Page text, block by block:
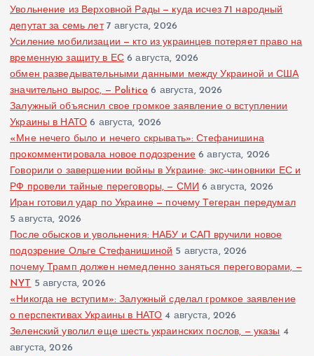
Увольнение из Верховной Рады — куда исчез 71 народный
депутат за семь лет 7 августа, 2026
Усиление мобилизации — кто из украинцев потеряет право на
временную защиту в ЕС 6 августа, 2026
обмен разведывательными данными между Украиной и США
значительно вырос, — Politico 6 августа, 2026
Залужный объяснил свое громкое заявление о вступлении
Украины в НАТО 6 августа, 2026
«Мне нечего было и нечего скрывать»: Стефанишина
прокомментировала новое подозрение 6 августа, 2026
Говорили о завершении войны в Украине: экс-чиновники ЕС и
РФ провели тайные переговоры, — СМИ 6 августа, 2026
Иран готовил удар по Украине — почему Тегеран передумал
5 августа, 2026
После обысков и увольнения: НАБУ и САП вручили новое
подозрение Ольге Стефанишиной 5 августа, 2026
почему Трамп должен немедленно заняться переговорами, —
NYT 5 августа, 2026
«Никогда не вступим»: Залужный сделал громкое заявление
о перспективах Украины в НАТО 4 августа, 2026
Зеленский уволил еще шесть украинских послов, — указы 4
августа, 2026